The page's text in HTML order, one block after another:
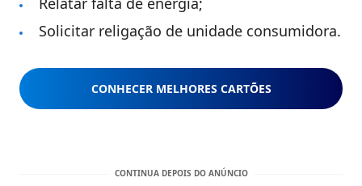
Solicitar religação de unidade consumidora.
CONHECER MELHORES CARTÕES